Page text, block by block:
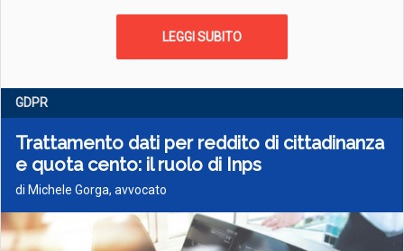
LEGGI SUBITO
GDPR
Trattamento dati per reddito di cittadinanza
e quota cento: il ruolo di Inps
di Michele Gorga, avvocato